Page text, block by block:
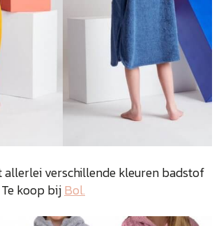
allerlei verschillende kleuren badstof
koop bijBol.